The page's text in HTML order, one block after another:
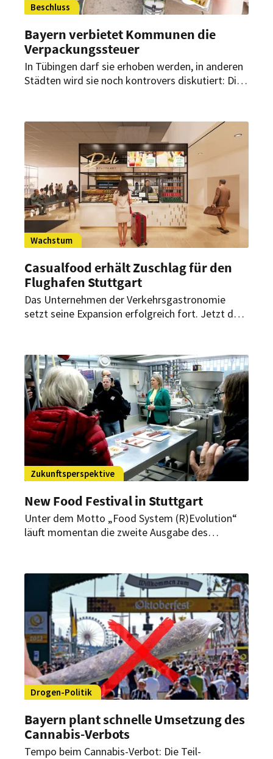
Beschluss
Bayern verbietet Kommunen die
Verpackungssteuer
In Tübingen darf sie erhoben werden, in anderen
Städten wird sie noch kontrovers diskutiert: Die
Staatsregierung nun klar Stellung.
Wachstum
Casualfood erhält Zuschlag für den
Flughafen Stuttgart
Das Unternehmen der Verkehrsgastronomie
setzt seine Expansion erfolgreich fort. Jetzt darf
internationalen Partner hinzugeholt.
Zukunftsperspektive
New Food Festival in Stuttgart
Unter dem Motto „Food System (R)Evolution“
läuft momentan die zweite Ausgabe des
Hohenheim zusammengefunden, um
die Lebensmittelbranche zu revolutionieren.
Drogen-Politik
Bayern plant schnelle Umsetzung des
Cannabis-Verbots
Tempo beim Cannabis-Verbot: Die Teil-